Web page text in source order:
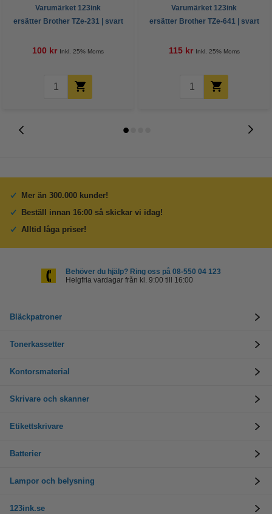
Varumärket 123ink
ersätter Brother TZe-231 | svart
100 kr Inkl. 25% Moms
Varumärket 123ink
ersätter Brother TZe-641 | svart
8m
115 kr Inkl. 25% Moms
Mer än 300.000 kunder!
Beställ innan 16:00 så skickar vi idag!
Alltid låga priser!
Behöver du hjälp? Ring oss på 08-550 04 123
Helgfria vardagar från kl. 9:00 till 16:00
Bläckpatroner
Tonerkassetter
Kontorsmaterial
Skrivare och skanner
Etikettskrivare
Batterier
Lampor och belysning
123ink.se